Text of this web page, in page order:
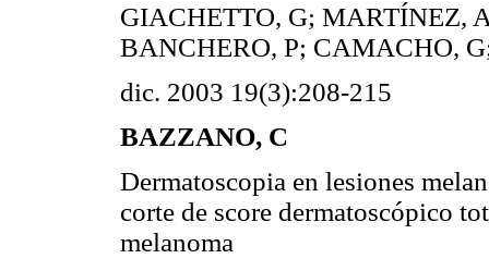
GIACHETTO, G; MARTÍNEZ,
BANCHERO, P; CAMACHO,
dic. 2003 19(3):208-215
BAZZANO, C
Dermatoscopia en lesiones
corte de score dermatoscópico
melanoma